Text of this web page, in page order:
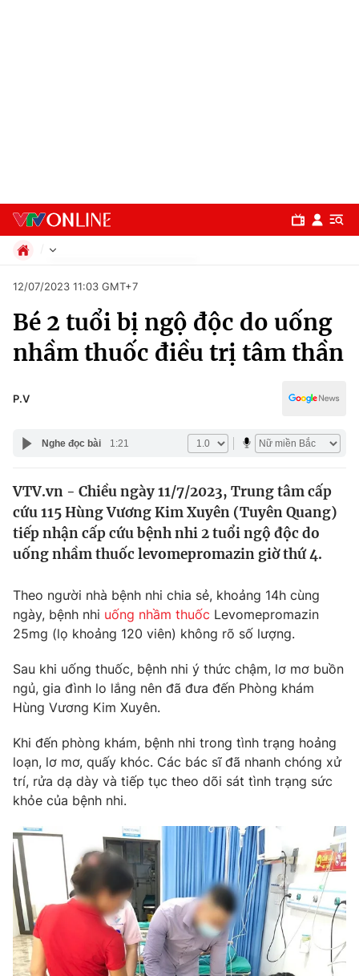
Chuyên mục
Chính trị
Y tế
Thế giới
Thế giới đó đây
Kinh tế
Tài chính
Thị trường
Góc doanh nghiệp
Dữ liệu và đời sống
Truyền hình
Hậu trường
Nhân vật
Giải sao mai
Giải trí
Điện ảnh
Âm nhạc
Sao
Đời sống
Làm đẹp
Chất lượng cuộc sống
Giáo dục
Tuyển sinh
Học trực tuyến
Công nghệ
Hitech Công nghệ tương lai
Sản phẩm
Thị trường
Giao lưu trực tuyến
Lịch phát sóng
Xã hội
Pháp luật
Kinh tế
Thể thao
Đời sống
Giáo dục
12/07/2023 11:03 GMT+7
Bé 2 tuổi bị ngộ độc do uống
nhầm thuốc điều trị tâm thần
P.V
Nghe đọc bài 1:21
VTV.vn - Chiều ngày 11/7/2023, Trung tâm cấp
cứu 115 Hùng Vương Kim Xuyên (Tuyên Quang)
tiếp nhận cấp cứu bệnh nhi 2 tuổi ngộ độc do
uống nhầm thuốc levomepromazin giờ thứ 4.
Theo người nhà bệnh nhi chia sẻ, khoảng 14h cùng
ngày, bệnh nhi uống nhầm thuốc Levomepromazin
25mg (lọ khoảng 120 viên) không rõ số lượng.
Sau khi uống thuốc, bệnh nhi ý thức chậm, lơ mơ buồn
ngủ, gia đình lo lắng nên đã đưa đến Phòng khám
Hùng Vương Kim Xuyên.
Khi đến phòng khám, bệnh nhi trong tình trạng hoảng
loạn, lơ mơ, quấy khóc. Các bác sĩ đã nhanh chóng xử
trí, rửa dạ dày và tiếp tục theo dõi sát tình trạng sức
khỏe của bệnh nhi.